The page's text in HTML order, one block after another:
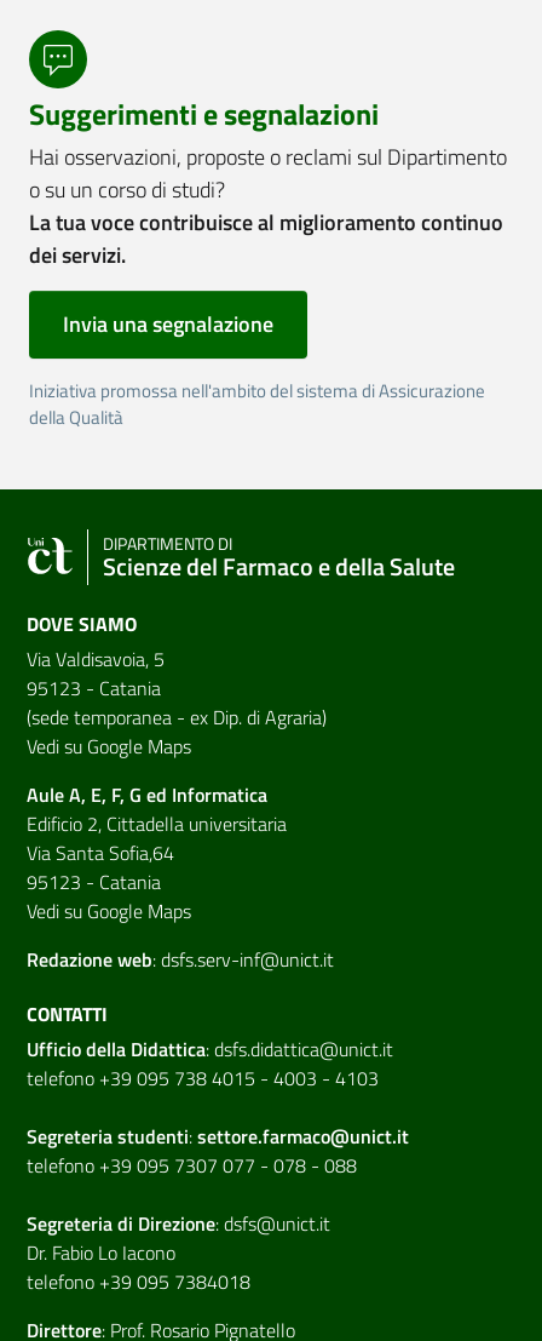
Suggerimenti e segnalazioni
Hai osservazioni, proposte o reclami sul Dipartimento
o su un corso di studi?
La tua voce contribuisce al miglioramento continuo
dei servizi.
Invia una segnalazione
Iniziativa promossa nell'ambito del sistema di Assicurazione
della Qualità
DIPARTIMENTO DI
Scienze del Farmaco e della Salute
DOVE SIAMO
Via Valdisavoia, 5
95123 - Catania
(sede temporanea - ex Dip. di Agraria)
Vedi su Google Maps
Aule A, E, F, G ed Informatica
Edificio 2, Cittadella universitaria
Via Santa Sofia,64
95123 - Catania
Vedi su Google Maps
Redazione web:dsfs.serv-inf@unict.it
CONTATTI
Ufficio della Didattica:dsfs.didattica@unict.it
telefono +39 095 738 4015 - 4003 - 4103
Segreteria studenti:settore.farmaco@unict.it
telefono +39 095 7307 077 - 078 - 088
Segreteria di Direzione:dsfs@unict.it
Dr. Fabio Lo Iacono
telefono +39 095 7384018
Direttore: Prof. Rosario Pignatello